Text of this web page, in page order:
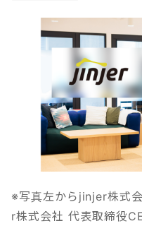
※写真左からjinjer株式
r株式会社 代表取締役